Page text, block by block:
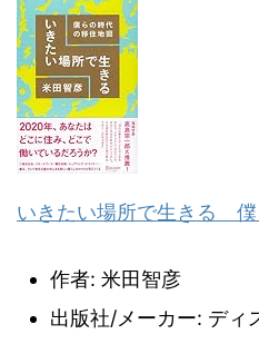
いきたい場所で生きる 僕
作者: 米田智彦
出版社/メーカー: ディ